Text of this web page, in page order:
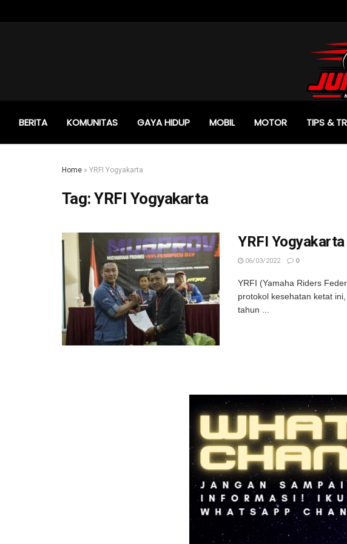
BERITA KOMUNITAS GAYA HIDUP MOBIL MOTOR TIPS &
Home » YRFI Yogyakarta
Tag:YRFI Yogyakarta
YRFI
06/03/2022 0
YRFI (Yamaha Riders
protokol kesehatan ketat
tahun ...